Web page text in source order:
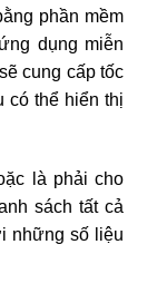
phần mềm
dụng miễn
cung cấp tốc
có thể hiển thị
là phải cho
sách tất cả
những số liệu